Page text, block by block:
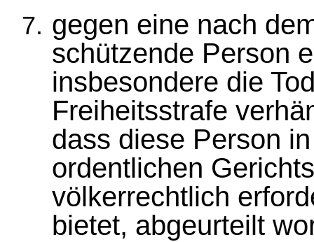
gegen eine nach
schützende Person
insbesondere die
Freiheitsstrafe
dass diese Person
ordentlichen
völkerrechtlich
bietet, abgeurteilt